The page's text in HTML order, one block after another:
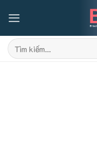
Tìm
kiếm: